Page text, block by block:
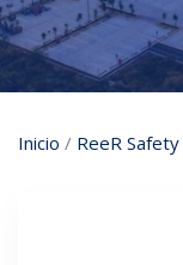
Inicio / ReeR Safety